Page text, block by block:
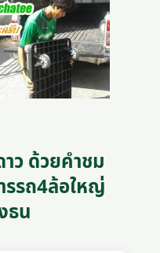
ว ด้วยคำชม
รรถ4ล้อใหญ่
ธน